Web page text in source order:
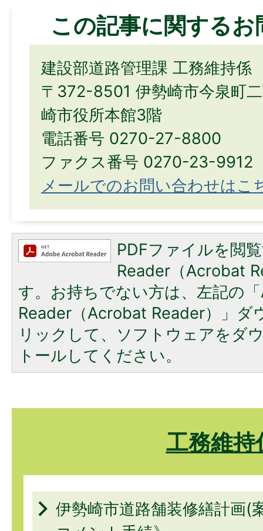
この記事に関する
建設部道路管理課 工務維持係
〒372-8501 伊勢崎市今泉町
崎市役所本館3階
電話番号 0270-27-8800
ファクス番号 0270-23-9912
メールでのお問い合わせはこ
PDFファイルを閲
Reader（Acrobat
す。お持ちでない方は、左記の
Reader（Acrobat Reader）」ダ
リックして、ソフトウェアをダ
トールしてください。
工務維持
伊勢崎市道路舗装修繕計画(